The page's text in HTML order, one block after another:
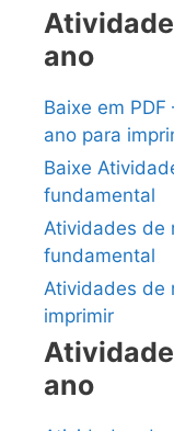
ano
Baixe em
ano para
Baixe
fundamental
Atividades de
fundamental
Atividades de
imprimir
ano